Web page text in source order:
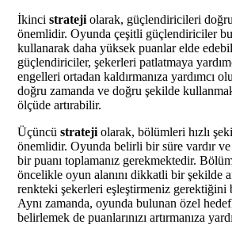
İkinci strateji olarak, güçlendiricileri
önemlidir. Oyunda çeşitli güçlendiriciler
kullanarak daha yüksek puanlar elde
güçlendiriciler, şekerleri patlatmaya
engelleri ortadan kaldırmanıza yardımcı
doğru zamanda ve doğru şekilde
ölçüde artırabilir.
Üçüncü strateji olarak, bölümleri hızlı
önemlidir. Oyunda belirli bir süre vardır
bir puanı toplamanız gerekmektedir.
öncelikle oyun alanını dikkatli bir şekilde
renkteki şekerleri eşleştirmeniz gerektiğini
Aynı zamanda, oyunda bulunan özel
belirlemek de puanlarınızı artırmanıza